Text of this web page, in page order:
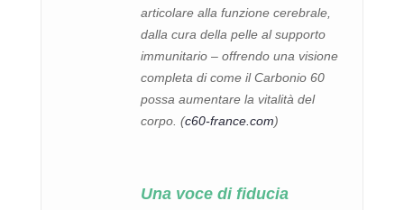
articolare alla funzione cerebrale,
dalla cura della pelle al supporto
immunitario – offrendo una visione
completa di come il Carbonio 60
possa aumentare la vitalità del
corpo. (c60-france.com)
Una voce di fiducia